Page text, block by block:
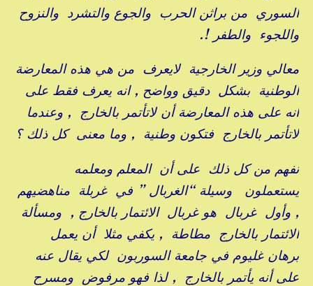
السوري من براثن الحرب والجوع والتشرد والنزوح
واللجوء والطفر !.
معالي وزير الخارجية لايعرف من هي هذه المعارضة
الوطنية بشكل دقيق وواضح , انه يعرف فقط على
انه على هذه المعارضة أن لاتأتمر بالخارج , وعندما
لاتأتمر بالخارج فتكون وطنية , وما معنى كل ذلك ؟
نفهم من كل ذلك على أن المعلم ومعلمه
يستعملون وسيلة “الغربال ” في غربلة مناهضيهم
, وأول غربال هو غربال الائتمار بالخارج , ومسألة
الائتمار بالخارج مطاطة , يكفي مثلا أن يعمل
برهان غليوم في جامعة السوربون لكي يقال عنه
على أنه يأتمر بالخارج , لذا فهو مرفوض ومسرح